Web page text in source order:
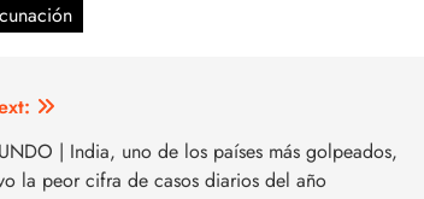
| India, uno de los países más golpeados,
la peor cifra de casos diarios del año